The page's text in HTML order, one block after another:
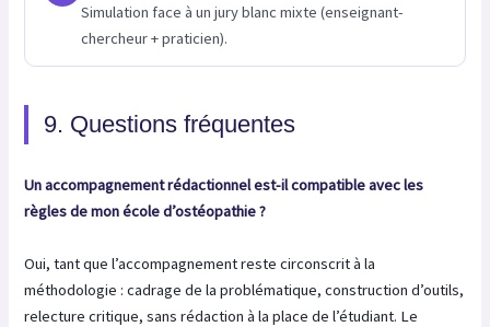
Simulation face à un jury blanc mixte (enseignant-
chercheur + praticien).
9. Questions fréquentes
Un accompagnement rédactionnel est-il compatible avec les
règles de mon école d’ostéopathie ?
Oui, tant que l’accompagnement reste circonscrit à la
méthodologie : cadrage de la problématique, construction d’outils,
relecture critique, sans rédaction à la place de l’étudiant. Le